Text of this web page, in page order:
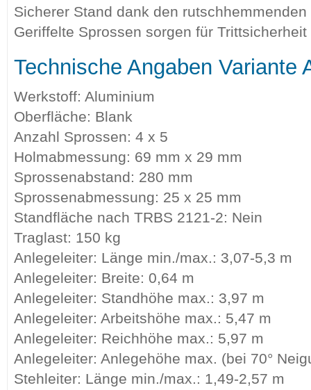
Sicherer Stand dank den
Geriffelte Sprossen sorgen für Trittsicherheit
Technische Angaben Variante
Werkstoff: Aluminium
Oberfläche: Blank
Anzahl Sprossen: 4 x 5
Holmabmessung: 69 mm x 29 mm
Sprossenabstand: 280 mm
Sprossenabmessung: 25 x 25 mm
Standfläche nach TRBS 2121-2: Nein
Traglast: 150 kg
Anlegeleiter: Länge min./max.: 3,07-5,3 m
Anlegeleiter: Breite: 0,64 m
Anlegeleiter: Standhöhe max.: 3,97 m
Anlegeleiter: Arbeitshöhe max.: 5,47 m
Anlegeleiter: Reichhöhe max.: 5,97 m
Anlegeleiter: Anlegehöhe max. (bei 70°
Stehleiter: Länge min./max.: 1,49-2,57 m